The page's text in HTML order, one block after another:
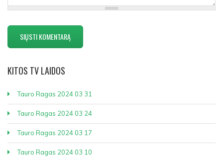
KITOS TV LAIDOS
Tauro Ragas 2024 03 31
Tauro Ragas 2024 03 24
Tauro Ragas 2024 03 17
Tauro Ragas 2024 03 10